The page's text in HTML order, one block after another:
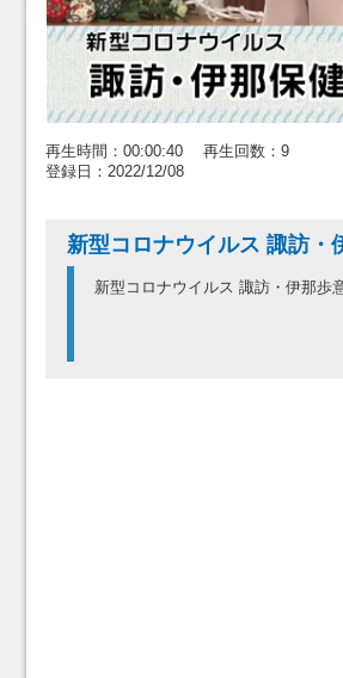
再生時間：00:00:40 再生回数：9
登録日：2022/12/08
新型コロナウイルス 諏訪・
新型コロナウイルス 諏訪・伊那歩